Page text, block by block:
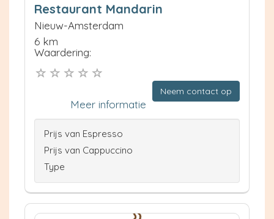
Restaurant Mandarin
Nieuw-Amsterdam
6 km
Waardering:
Neem contact op
Meer informatie
Prijs van Espresso
Prijs van Cappuccino
Type